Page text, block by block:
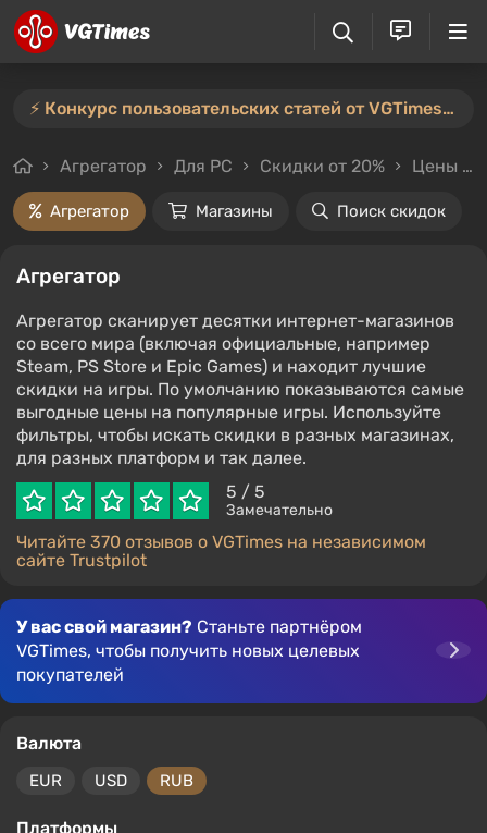
⚡️ Конкурс пользовательских статей от VGTimes продлён — участвуйте тут ⚡️
Агрегатор Для PC Скидки от 20% Цены до 1000₽
Агрегатор Магазины Поиск скидок
Агрегатор
Агрегатор сканирует десятки интернет-магазинов
со всего мира (включая официальные, например
Steam, PS Store и Epic Games) и находит лучшие
скидки на игры. По умолчанию показываются самые
выгодные цены на популярные игры. Используйте
фильтры, чтобы искать скидки в разных магазинах,
для разных платформ и так далее.
5 / 5
Замечательно
Читайте 370 отзывов о VGTimes на независимом
сайте Trustpilot
У вас свой магазин? Станьте партнёром
VGTimes, чтобы получить новых целевых
покупателей
Валюта
EUR USD RUB
Платформы